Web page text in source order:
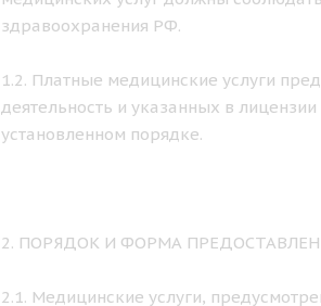
здравоохранения РФ.
1.2. Платные медицинские услуги
деятельность и указанных в
установленном порядке.
2. ПОРЯДОК И ФОРМА
2.1. Медицинские услуги,